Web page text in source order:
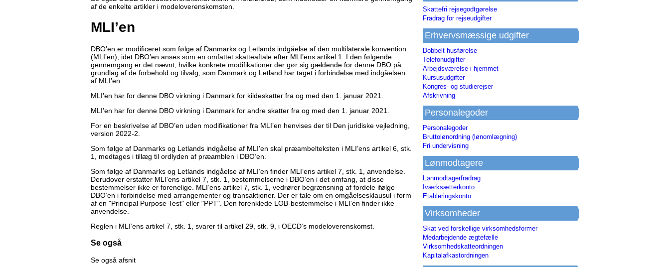
af de enkelte artikler i modeloverenskomsten.
MLI’en
DBO’en er modificeret som følge af Danmarks og Letlands indgåelse af den multilaterale konvention
(MLI’en), idet DBO’en anses som en omfattet skatteaftale efter MLI’ens artikel 1. I den følgende
gennemgang er det nævnt, hvilke konkrete modifikationer der gør sig gældende for denne DBO på
grundlag af de forbehold og tilvalg, som Danmark og Letland har taget i forbindelse med indgåelsen
af MLI’en.
MLI’en har for denne DBO virkning i Danmark for kildeskatter fra og med den 1. januar 2021.
MLI’en har for denne DBO virkning i Danmark for andre skatter fra og med den 1. januar 2021.
For en beskrivelse af DBO’en uden modifikationer fra MLI’en henvises der til Den juridiske vejledning,
version 2022-2.
Som følge af Danmarks og Letlands indgåelse af MLI'en skal præambelteksten i MLI’ens artikel 6, stk.
1, medtages i tillæg til ordlyden af præamblen i DBO’en.
Som følge af Danmarks og Letlands indgåelse af MLI’en finder MLI’ens artikel 7, stk. 1, anvendelse.
Derudover erstatter MLI’ens artikel 7, stk. 1, bestemmelserne i DBO’en i det omfang, at disse
bestemmelser ikke er forenelige. MLI’ens artikel 7, stk. 1, vedrører begrænsning af fordele ifølge
DBO’en i forbindelse med arrangementer og transaktioner. Der er tale om en omgåelsesklausul i form
af en "Principal Purpose Test" eller "PPT". Den forenklede LOB-bestemmelse i MLI’en finder ikke
anvendelse.
Reglen i MLI’ens artikel 7, stk. 1, svarer til artikel 29, stk. 9, i OECD’s modeloverenskomst.
Se også
Se også afsnit
Skattefri rejsegodtgørelse
Fradrag for rejseudgifter
Erhvervsmæssige udgifter
Dobbelt husførelse
Telefonudgifter
Arbejdsværelse i hjemmet
Kursusudgifter
Kongres- og studierejser
Afskrivning
Personalegoder
Personalegoder
Bruttolønordning (lønomlægning)
Fri undervisning
Lønmodtagere
Lønmodtagerfradrag
Iværksætterkonto
Etableringskonto
Virksomheder
Skat ved forskellige virksomhedsformer
Medarbejdende ægtefælle
Virksomhedskatteordningen
Kapitalafkastordningen